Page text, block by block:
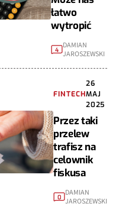
łatwo
wytropić
4
DAMIAN
JAROSZEWSKI
FINTECH
26
MAJ
2025
Przez taki
przelew
trafisz na
celownik
fiskusa
0
DAMIAN
JAROSZEWSKI